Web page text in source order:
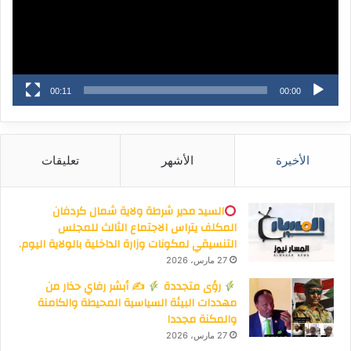
00:00
00:11
الأخيرة الأشهر تعليقات
السيد مدير شرطة ولاية شمال كردفان
المكلف يتراس الاجتماع الثالث للمجلس
التنسيقي لمكونات وزارة الداخلية بالولاية اليوم.
27 مارس، 2026
رؤى متجددة ✍أبشر رفاي حذار من
مهددات البيئة السياسية المحيطة والكامنة
والمكنة مجددا
27 مارس، 2026